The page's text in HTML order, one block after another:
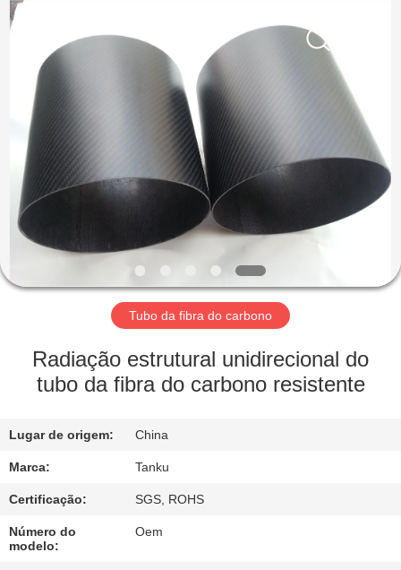
CASA
PRODUTOS
SOBRE
NÓS
EXCURSÃO
FÁBRICA
DA
QUALIDADE
CONTACTE-
NOS
2026
SHANGHAI
LIJIN
Reserved.
Tubo da fibra do carbono
Radiação estrutural unidirecional do
tubo da fibra do carbono resistente
Lugar de origem: China
Marca: Tanku
Certificação: SGS, ROHS
Número do
modelo:
Oem